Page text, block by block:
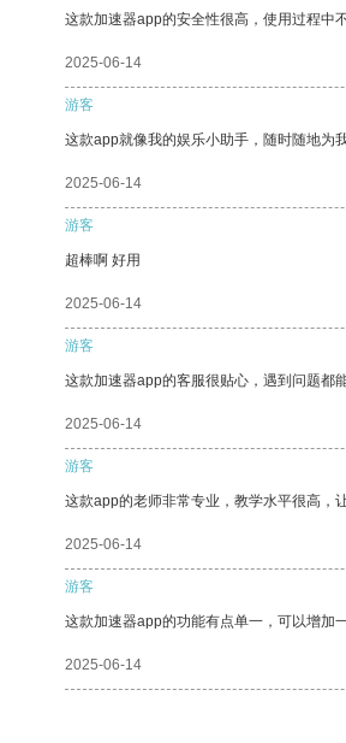
这款加速器app的安全性很高，使用过程中
2025-06-14
游客
这款app就像我的娱乐小助手，随时随地为
2025-06-14
游客
超棒啊 好用
2025-06-14
游客
这款加速器app的客服很贴心，遇到问题都
2025-06-14
游客
这款app的老师非常专业，教学水平很高，
2025-06-14
游客
这款加速器app的功能有点单一，可以增加
2025-06-14